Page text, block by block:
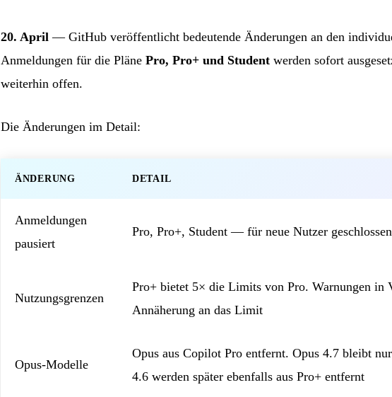
20. April — GitHub veröffentlicht bedeutende Änderungen an den
Anmeldungen für die Pläne Pro, Pro+ und Student werden sofort
weiterhin offen.
Die Änderungen im Detail:
ÄNDERUNG DETAIL
Anmeldungen
pausiert
Pro, Pro+, Student — für neue Nutzer
Nutzungsgrenzen
Pro+ bietet 5× die Limits von Pro. Warnungen in
Annäherung an das Limit
Opus-Modelle
Opus aus Copilot Pro entfernt. Opus 4.7 bleibt
4.6 werden später ebenfalls aus Pro+ entfernt